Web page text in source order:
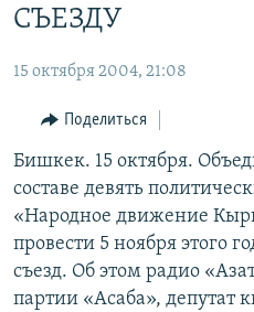
Вернутся
главной
навигации
Вернутся
поиску
КЫРГЫЗСТАН
ТАДЖИКИСТАН
ҚАЗАҚША
КЫРГЫЗЧА
ЎЗБЕКЧА
ТОҶИКӢ
TÜRKMENÇE
Все сайты РСЕ/РС
СЪЕЗДУ
15 октября 2004, 21:08
Поделиться
Бишкек. 15 октября.
составе девять
«Народное движение
провести 5 ноября этого
съезд. Об этом радио
партии «Асаба», депутат